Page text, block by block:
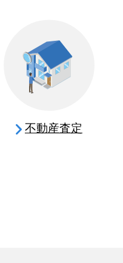
不動産査定